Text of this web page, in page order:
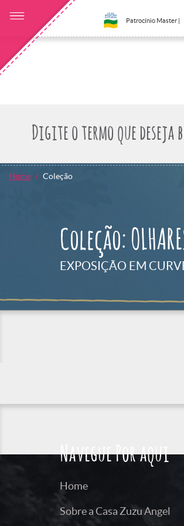
Patrocínio Master |
Home Coleção
Coleção:
EXPOSIÇÃO EM
Navegue Por aqui
Home
Sobre a Casa Zuzu Angel